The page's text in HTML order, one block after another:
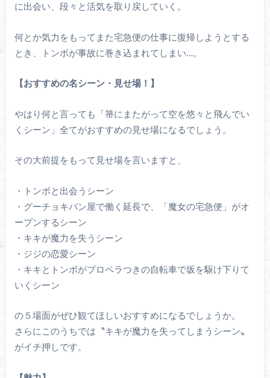
に出会い、段々と活気を取り戻していく。
何とか気力をもってまた宅急便の仕事に復帰しようとする
とき、トンボが事故に巻き込まれてしまい…。
【おすすめの名シーン・見せ場！】
やはり何と言っても「箒にまたがって空を悠々と飛んでい
くシーン」全てがおすすめの見せ場になるでしょう。
その大前提をもって見せ場を言いますと、
・トンボと出会うシーン
・グーチョキパン屋で働く延長で、「魔女の宅急便」がオ
ープンするシーン
・キキが魔力を失うシーン
・ジジの恋愛シーン
・キキとトンボがプロペラつきの自転車で坂を駆け下りて
いくシーン
の５場面がぜひ観てほしいおすすめになるでしょうか。
さらにこのうちでは〝キキが魔力を失ってしまうシーン〟
がイチ押しです。